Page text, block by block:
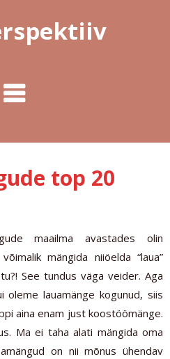
top 20
maailma avastades olin
mängida niiöelda “laua”
See tundus väga veider. Aga
oleme lauamänge kogunud, siis
aina enam just koostöömänge.
Ma ei taha alati mängida oma
on nii mõnus ühendav